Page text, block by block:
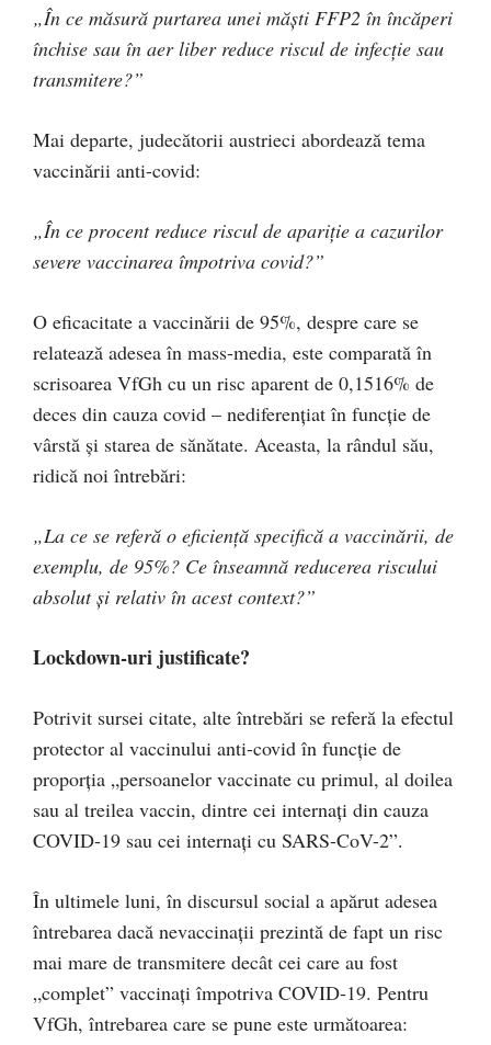
„În ce măsură purtarea unei măști FFP2 în încăperi
închise sau în aer liber reduce riscul de infecție sau
transmitere?”
Mai departe, judecătorii austrieci abordează tema
vaccinării anti-covid:
„În ce procent reduce riscul de apariție a cazurilor
severe vaccinarea împotriva covid?”
O eficacitate a vaccinării de 95%, despre care se
relatează adesea în mass-media, este comparată în
scrisoarea VfGh cu un risc aparent de 0,1516% de
deces din cauza covid – nediferențiat în funcție de
vârstă și starea de sănătate. Aceasta, la rândul său,
ridică noi întrebări:
„La ce se referă o eficiență specifică a vaccinării, de
exemplu, de 95%? Ce înseamnă reducerea riscului
absolut și relativ în acest context?”
Lockdown-uri justificate?
Potrivit sursei citate, alte întrebări se referă la efectul
protector al vaccinului anti-covid în funcție de
proporția „persoanelor vaccinate cu primul, al doilea
sau al treilea vaccin, dintre cei internați din cauza
COVID-19 sau cei internați cu SARS-CoV-2”.
În ultimele luni, în discursul social a apărut adesea
întrebarea dacă nevaccinații prezintă de fapt un risc
mai mare de transmitere decât cei care au fost
„complet” vaccinați împotriva COVID-19. Pentru
VfGh, întrebarea care se pune este următoarea: